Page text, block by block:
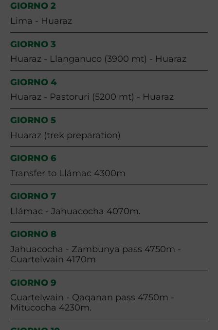
GIORNO 2
Lima - Huaraz
GIORNO 3
Huaraz - Llanganuco (3900 mt) - Huaraz
GIORNO 4
Huaraz - Pastoruri (5200 mt) - Huaraz
GIORNO 5
Huaraz (trek preparation)
GIORNO 6
Transfer to Llámac 4300m
GIORNO 7
Llámac - Jahuacocha 4070m.
GIORNO 8
Jahuacocha - Zambunya pass 4750m -
Cuartelwain 4170m
GIORNO 9
Cuartelwain - Qaqanan pass 4750m -
Mitucocha 4230m.